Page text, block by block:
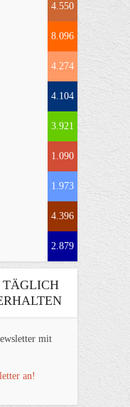
4.550
8.096
4.274
4.104
3.921
1.090
1.973
4.396
2.879
TÄGLICH
mit
an!